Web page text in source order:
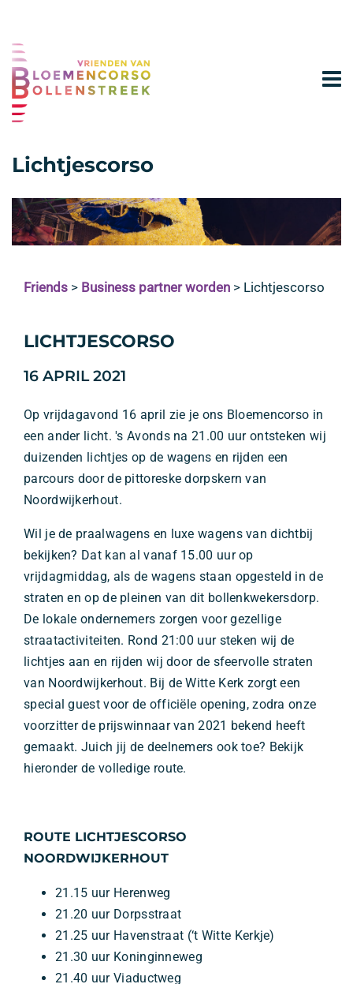
Lichtjescorso
Friends > Business partner worden > Lichtjescorso
LICHTJESCORSO
16 APRIL 2021
Op vrijdagavond 16 april zie je ons Bloemencorso in
een ander licht. 's Avonds na 21.00 uur ontsteken wij
duizenden lichtjes op de wagens en rijden een
parcours door de pittoreske dorpskern van
Noordwijkerhout.
Wil je de praalwagens en luxe wagens van dichtbij
bekijken? Dat kan al vanaf 15.00 uur op
vrijdagmiddag, als de wagens staan opgesteld in de
straten en op de pleinen van dit bollenkwekersdorp.
De lokale ondernemers zorgen voor gezellige
straatactiviteiten. Rond 21:00 uur steken wij de
lichtjes aan en rijden wij door de sfeervolle straten
van Noordwijkerhout. Bij de Witte Kerk zorgt een
special guest voor de officiële opening, zodra onze
voorzitter de prijswinnaar van 2021 bekend heeft
gemaakt. Juich jij de deelnemers ook toe? Bekijk
hieronder de volledige route.
ROUTE LICHTJESCORSO
NOORDWIJKERHOUT
21.15 uur Herenweg
21.20 uur Dorpsstraat
21.25 uur Havenstraat (‘t Witte Kerkje)
21.30 uur Koninginneweg
21.40 uur Viaductweg